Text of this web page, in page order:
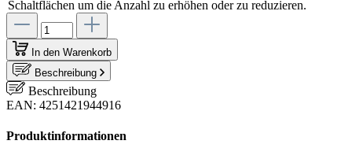
Schaltflächen um die Anzahl zu erhöhen oder zu reduzieren.
In den Warenkorb
Beschreibung
Beschreibung
EAN: 4251421944916
Produktinformationen